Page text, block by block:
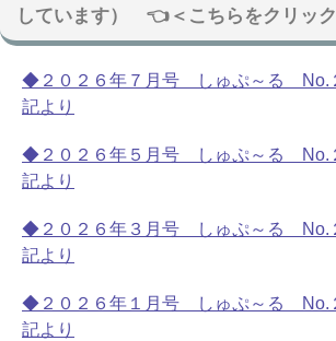
しています） 👈＜こちらをクリッ
◆２０２６年７月号 しゅぷ～る No.
記より
◆２０２６年５月号 しゅぷ～る No.
記より
◆２０２６年３月号 しゅぷ～る No.
記より
◆２０２６年１月号 しゅぷ～る No.
記より